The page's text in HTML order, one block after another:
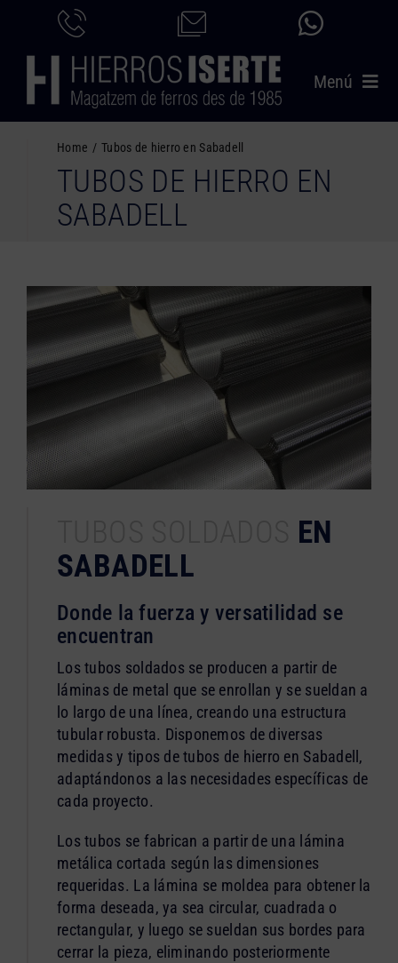
contenido
Menú
PRODUCTOS
SERVICIOS
NOSOTROS
CONTACTO
Home Tubos de hierro en Sabadell
TUBOS DE HIERRO EN
SABADELL
EN
SABADELL
Donde la fuerza y versatilidad se
encuentran
Los tubos soldados se producen a partir de
láminas de metal que se enrollan y se sueldan a
lo largo de una línea, creando una estructura
tubular robusta. Disponemos de diversas
medidas y tipos de tubos de hierro en Sabadell,
adaptándonos a las necesidades específicas de
cada proyecto.
Los tubos se fabrican a partir de una lámina
metálica cortada según las dimensiones
requeridas. La lámina se moldea para obtener la
forma deseada, ya sea circular, cuadrada o
rectangular, y luego se sueldan sus bordes para
cerrar la pieza, eliminando posteriormente